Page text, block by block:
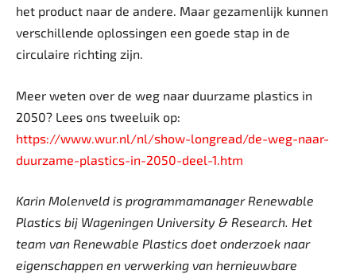
het product naar de andere. Maar gezamenlijk kunnen
verschillende oplossingen een goede stap in de
circulaire richting zijn.
Meer weten over de weg naar duurzame plastics in
2050? Lees ons tweeluik op:
https://www.wur.nl/nl/show-longread/de-weg-naar-
duurzame-plastics-in-2050-deel-1.htm
Karin Molenveld is programmamanager Renewable
Plastics bij Wageningen University & Research. Het
team van Renewable Plastics doet onderzoek naar
eigenschappen en verwerking van hernieuwbare